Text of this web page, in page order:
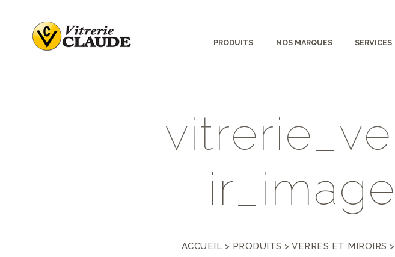
PRODUITS NOS MARQUES SERVICES
vitrerie ve
ir image
ACCUEIL > PRODUITS > VERRES ET MIROIRS >